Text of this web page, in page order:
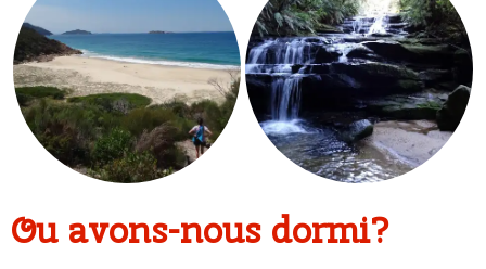
Ou avons-nous dormi?